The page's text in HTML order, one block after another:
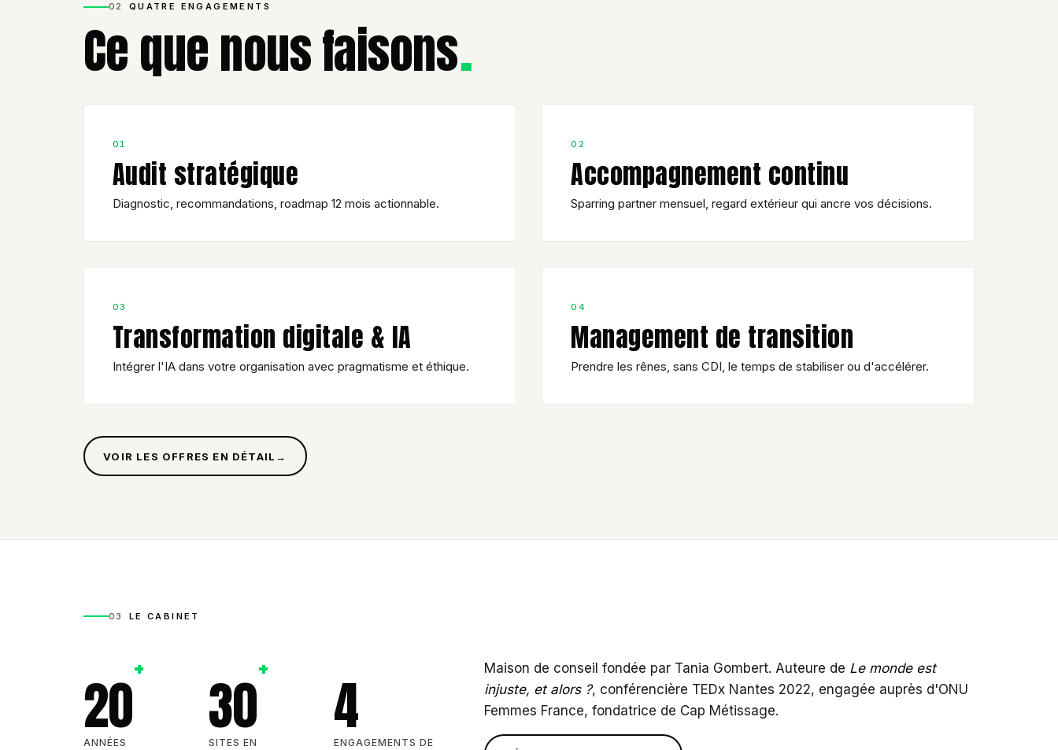
02 QUATRE ENGAGEMENTS
Ce que nous faisons.
01
Audit stratégique
Diagnostic, recommandations, roadmap 12 mois actionnable.
02
Accompagnement continu
Sparring partner mensuel, regard extérieur qui ancre vos décisions.
03
Transformation digitale & IA
Intégrer l'IA dans votre organisation avec pragmatisme et éthique.
04
Management de transition
Prendre les rênes, sans CDI, le temps de stabiliser ou d'accélérer.
VOIR LES OFFRES EN DÉTAIL →
03 LE CABINET
20
+
ANNÉES
30
+
SITES EN
4
ENGAGEMENTS DE
Maison de conseil fondée par Tania Gombert. Auteure de Le monde est
injuste, et alors ?, conférencière TEDx Nantes 2022, engagée auprès d'ONU
Femmes France, fondatrice de Cap Métissage.